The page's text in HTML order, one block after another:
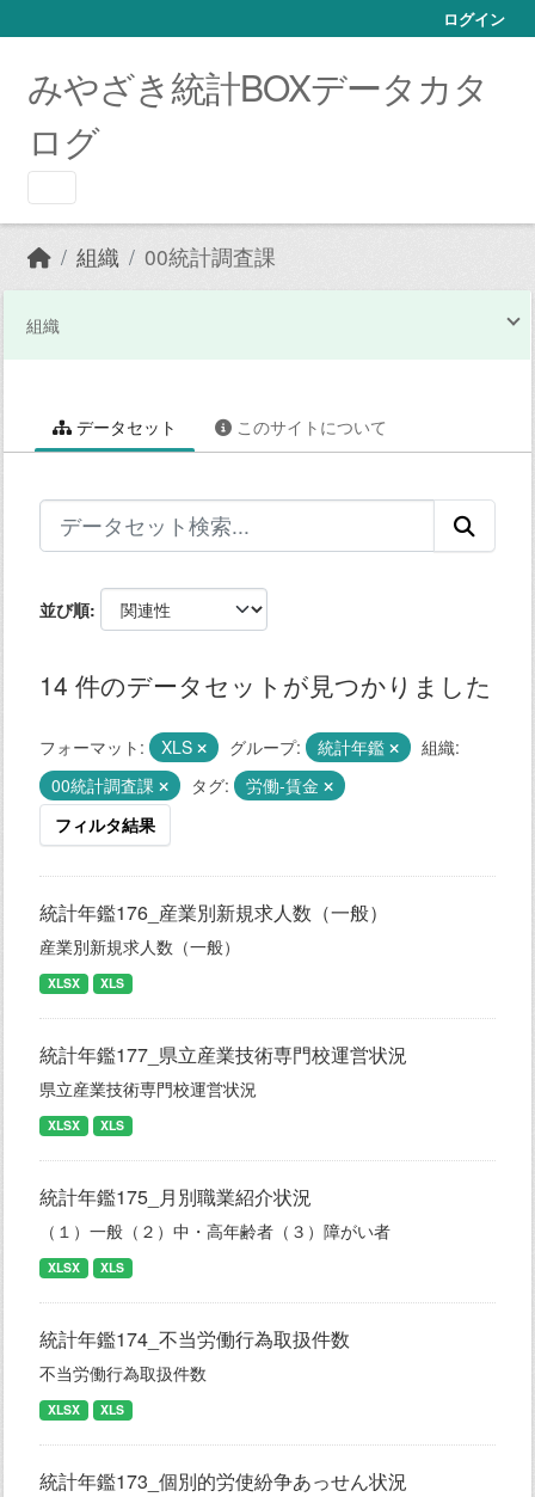
ログイン
みやざき統計BOXデータカタ
ログ
組織 00統計調査課
組織
データセット このサイトについて
並び順
14 件のデータセットが見つかりました
フォーマット: XLS グループ: 統計年鑑
組織:
00統計調査課
タグ:
労働-賃金
フィルタ結果
統計年鑑176_産業別新規求人数（一般）
産業別新規求人数（一般）
XLSX XLS
統計年鑑177_県立産業技術専門校運営状況
県立産業技術専門校運営状況
XLSX XLS
統計年鑑175_月別職業紹介状況
（１）一般（２）中・高年齢者（３）障がい者
XLSX XLS
統計年鑑174_不当労働行為取扱件数
不当労働行為取扱件数
XLSX XLS
統計年鑑173_個別的労使紛争あっせん状況